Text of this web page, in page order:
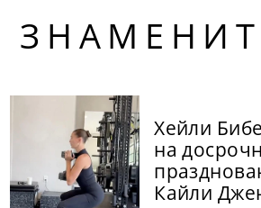
Хейли
на
Кайли